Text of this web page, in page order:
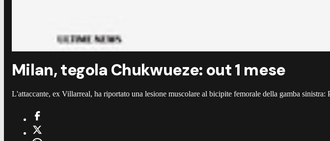
Milan, tegola Chukwueze: out 1 mese
L'attaccante, ex Villarreal, ha riportato una lesione muscolare al bicipite femorale della gamba